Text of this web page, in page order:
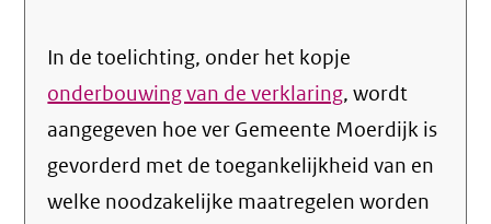
In de toelichting, onder het kopje
onderbouwing van de verklaring, wordt
aangegeven hoe ver Gemeente Moerdijk is
gevorderd met de toegankelijkheid van en
welke noodzakelijke maatregelen worden